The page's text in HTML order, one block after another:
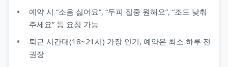
예약 시 “소음 싫어요”, “두피 집중 원해요”, “조도 낮춰
주세요” 등 요청 가능
퇴근 시간대(18~21시) 가장 인기, 예약은 최소 하루 전
권장